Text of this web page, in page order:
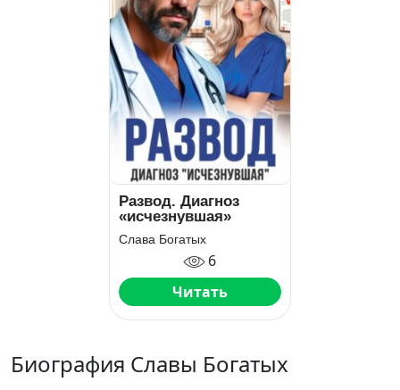
Развод. Диагноз
«исчезнувшая»
Слава Богатых
6
Читать
Биография Славы Богатых